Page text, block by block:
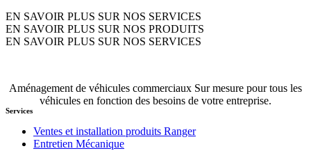
EN SAVOIR PLUS SUR NOS SERVICES
EN SAVOIR PLUS SUR NOS PRODUITS
EN SAVOIR PLUS SUR NOS SERVICES
Aménagement de véhicules commerciaux Sur mesure pour tous les
véhicules en fonction des besoins de votre entreprise.
Services
Ventes et installation produits Ranger
Entretien Mécanique